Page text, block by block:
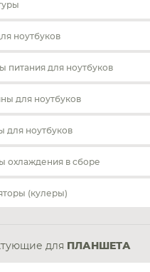
ноутбуков
питания для ноутбуков
для ноутбуков
для ноутбуков
охлаждения в сборе
(кулеры)
для ПЛАНШЕТА